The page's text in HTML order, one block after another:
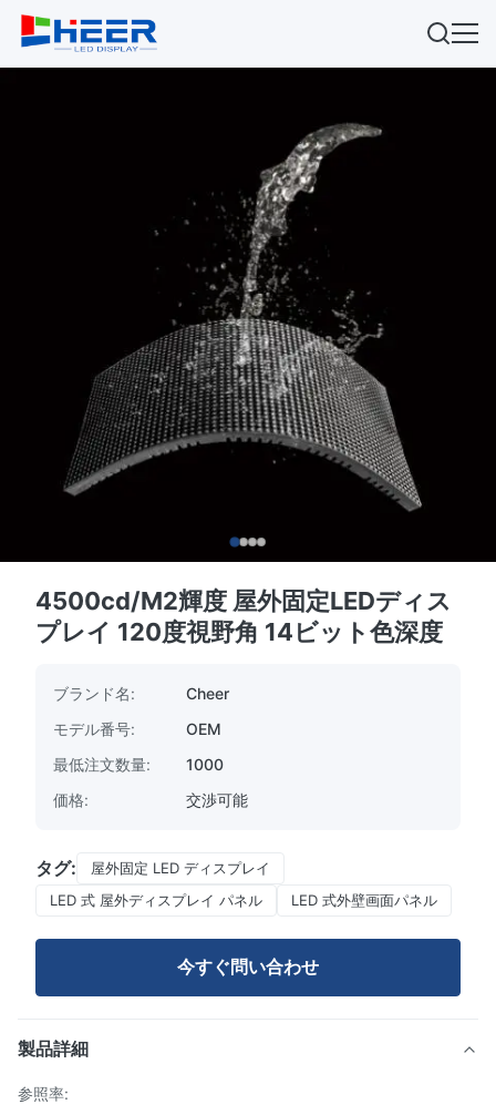
4500cd/M2輝度 屋外固定LEDディス
プレイ 120度視野角 14ビット色深度
ブランド名:
Cheer
モデル番号:
OEM
最低注文数量:
1000
価格:
交渉可能
タグ:
屋外固定 LED ディスプレイ
LED 式 屋外ディスプレイ パネル
LED 式外壁画面パネル
今すぐ問い合わせ
製品詳細
参照率: